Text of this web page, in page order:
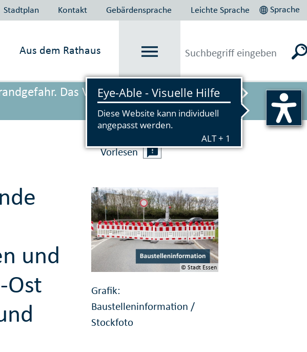
Stadtplan Kontakt Gebärdensprache Leichte Sprache Sprache
Aus dem Rathaus
Das Verbot gilt vorübergehend ab
Vorlesen
und
Ost
© Stadt Essen
Grafik:
Baustelleninformation /
Stockfoto